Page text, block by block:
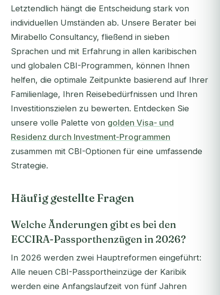
Letztendlich hängt die Entscheidung stark von
individuellen Umständen ab. Unsere Berater bei
Mirabello Consultancy, fließend in sieben
Sprachen und mit Erfahrung in allen karibischen
und globalen CBI-Programmen, können Ihnen
helfen, die optimale Zeitpunkte basierend auf Ihrer
Familienlage, Ihren Reisebedürfnissen und Ihren
Investitionszielen zu bewerten. Entdecken Sie
unsere volle Palette von golden Visa- und
Residenz durch Investment-Programmen
zusammen mit CBI-Optionen für eine umfassende
Strategie.
Häufig gestellte Fragen
Welche Änderungen gibt es bei den
ECCIRA-Passporthenzügen in 2026?
In 2026 werden zwei Hauptreformen eingeführt:
Alle neuen CBI-Passportheinzüge der Karibik
werden eine Anfangslaufzeit von fünf Jahren